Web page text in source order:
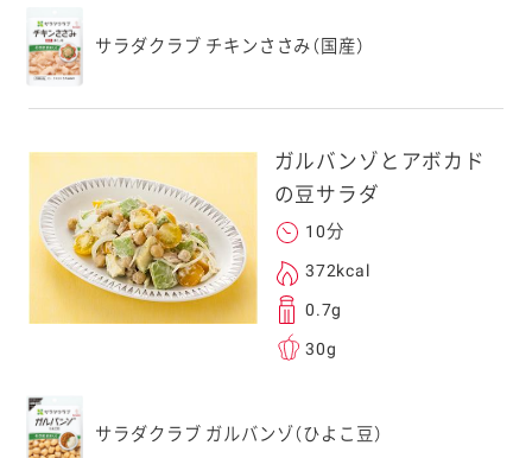
サラダクラブ チキンささみ（国産）
ガルバンゾとアボカド
の豆サラダ
10分
372kcal
0.7g
30g
サラダクラブ ガルバンゾ（ひよこ豆）